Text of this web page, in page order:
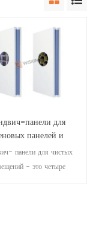
панели для
панелей и
чистых
помещений
панели для чистых
- это четыре
цехах с низкими